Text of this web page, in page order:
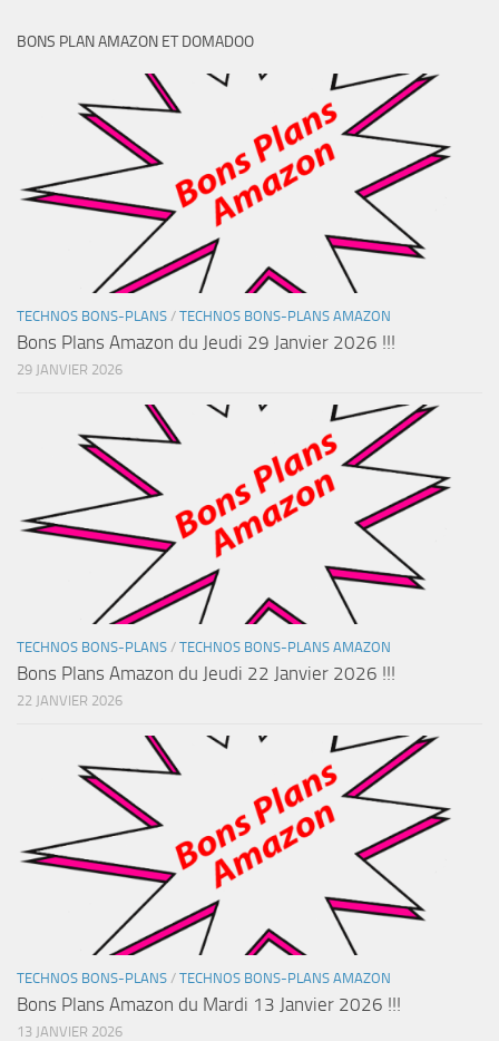
BONS PLAN AMAZON ET DOMADOO
TECHNOS BONS-PLANS / TECHNOS BONS-PLANS AMAZON
Bons Plans Amazon du Jeudi 29 Janvier 2026 !!!
29 JANVIER 2026
TECHNOS BONS-PLANS / TECHNOS BONS-PLANS AMAZON
Bons Plans Amazon du Jeudi 22 Janvier 2026 !!!
22 JANVIER 2026
TECHNOS BONS-PLANS / TECHNOS BONS-PLANS AMAZON
Bons Plans Amazon du Mardi 13 Janvier 2026 !!!
13 JANVIER 2026